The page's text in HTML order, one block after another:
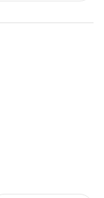
struttura.